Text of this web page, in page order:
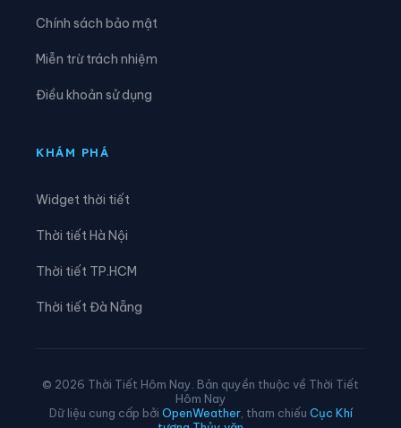
Xã Phú Bình
Xã Tân Kỳ
Chính sách bảo mật
Miễn trừ trách nhiệm
Điều khoản sử dụng
KHÁM PHÁ
Widget thời tiết
Thời tiết Hà Nội
Thời tiết TP.HCM
Thời tiết Đà Nẵng
© 2026 Thời Tiết Hôm Nay. Bản quyền thuộc về Thời Tiết
Hôm Nay
Dữ liệu cung cấp bởi OpenWeather, tham chiếu Cục Khí